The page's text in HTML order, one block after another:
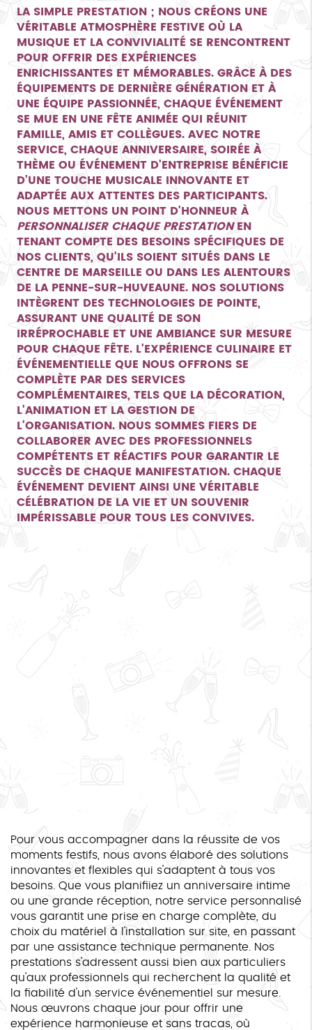
LA SIMPLE PRESTATION ; NOUS CRÉONS UNE
VÉRITABLE ATMOSPHÈRE FESTIVE OÙ LA
MUSIQUE ET LA CONVIVIALITÉ SE RENCONTRENT
POUR OFFRIR DES EXPÉRIENCES
ENRICHISSANTES ET MÉMORABLES. GRÂCE À DES
ÉQUIPEMENTS DE DERNIÈRE GÉNÉRATION ET À
UNE ÉQUIPE PASSIONNÉE, CHAQUE ÉVÉNEMENT
SE MUE EN UNE FÊTE ANIMÉE QUI RÉUNIT
FAMILLE, AMIS ET COLLÈGUES. AVEC NOTRE
SERVICE, CHAQUE ANNIVERSAIRE, SOIRÉE À
THÈME OU ÉVÉNEMENT D'ENTREPRISE BÉNÉFICIE
D'UNE TOUCHE MUSICALE INNOVANTE ET
ADAPTÉE AUX ATTENTES DES PARTICIPANTS.
NOUS METTONS UN POINT D'HONNEUR À
PERSONNALISER CHAQUE PRESTATIONEN
TENANT COMPTE DES BESOINS SPÉCIFIQUES DE
NOS CLIENTS, QU'ILS SOIENT SITUÉS DANS LE
CENTRE DE MARSEILLE OU DANS LES ALENTOURS
DE LA PENNE-SUR-HUVEAUNE. NOS SOLUTIONS
INTÈGRENT DES TECHNOLOGIES DE POINTE,
ASSURANT UNE QUALITÉ DE SON
IRRÉPROCHABLE ET UNE AMBIANCE SUR MESURE
POUR CHAQUE FÊTE. L'EXPÉRIENCE CULINAIRE ET
ÉVÉNEMENTIELLE QUE NOUS OFFRONS SE
COMPLÈTE PAR DES SERVICES
COMPLÉMENTAIRES, TELS QUE LA DÉCORATION,
L'ANIMATION ET LA GESTION DE
L'ORGANISATION. NOUS SOMMES FIERS DE
COLLABORER AVEC DES PROFESSIONNELS
COMPÉTENTS ET RÉACTIFS POUR GARANTIR LE
SUCCÈS DE CHAQUE MANIFESTATION. CHAQUE
ÉVÉNEMENT DEVIENT AINSI UNE VÉRITABLE
CÉLÉBRATION DE LA VIE ET UN SOUVENIR
IMPÉRISSABLE POUR TOUS LES CONVIVES.
Pour vous accompagner dans la réussite de vos
moments festifs, nous avons élaboré des solutions
innovantes et flexibles qui s'adaptent à tous vos
besoins. Que vous planifiiez un anniversaire intime
ou une grande réception, notre service personnalisé
vous garantit une prise en charge complète, du
choix du matériel à l'installation sur site, en passant
par une assistance technique permanente. Nos
prestations s'adressent aussi bien aux particuliers
qu'aux professionnels qui recherchent la qualité et
la fiabilité d'un service événementiel sur mesure.
Nous œuvrons chaque jour pour offrir une
expérience harmonieuse et sans tracas, où